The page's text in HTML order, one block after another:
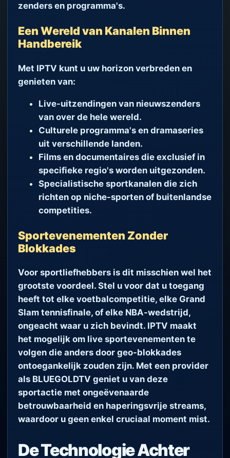
zenders en programma's.
Een Wereld van Kanalen Binnen
Handbereik
Met IPTV kunt u uw horizon verbreden en
genieten van:
Live-uitzendingen van nieuwszenders
van over de hele wereld.
Culturele programma's en dramaseries
uit verschillende landen.
Films en documentaires die exclusief in
specifieke regio's worden uitgezonden.
Specialistische sportkanalen die zich
richten op niche-sporten of buitenlandse
competities.
Sportevenementen Zonder
Blokkades
Voor sportliefhebbers is dit misschien wel het
grootste voordeel. Stel u voor dat u toegang
heeft tot elke voetbalcompetitie, elke Grand
Slam tennisfinale, of elke NBA-wedstrijd,
ongeacht waar u zich bevindt. IPTV maakt
het mogelijk om live sportevenementen te
volgen die anders door geo-blokkades
ontoegankelijk zouden zijn. Met een provider
als BLUEGOLDTV geniet u van deze
sportactie met ongeëvenaarde
betrouwbaarheid en haperingsvrije streams,
waardoor u geen enkel cruciaal moment mist.
De Technologie Achter